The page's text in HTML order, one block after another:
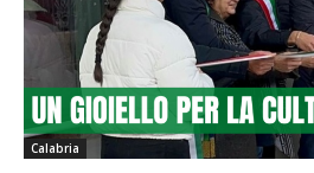
Calabria